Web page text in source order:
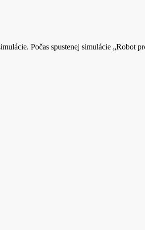
Počas spustenej simulácie „Robot